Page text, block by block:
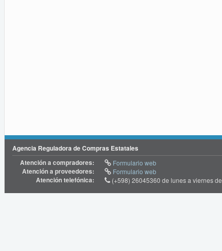
Agencia Reguladora de Compras Estatales
Atención a compradores:
Formulario web
Atención a proveedores: Formulario web
Atención telefónica: (+598) 26045360 de lunes a viernes